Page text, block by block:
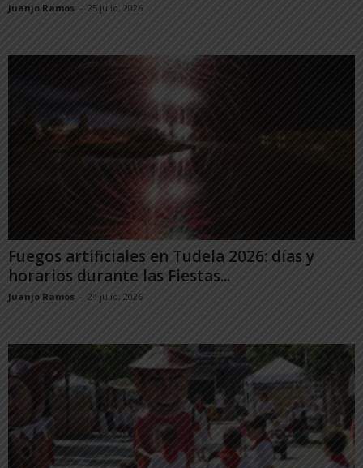
Juanjo Ramos - 25 julio, 2026
Fuegos artificiales en Tudela 2026: días y
horarios durante las Fiestas...
Juanjo Ramos - 24 julio, 2026